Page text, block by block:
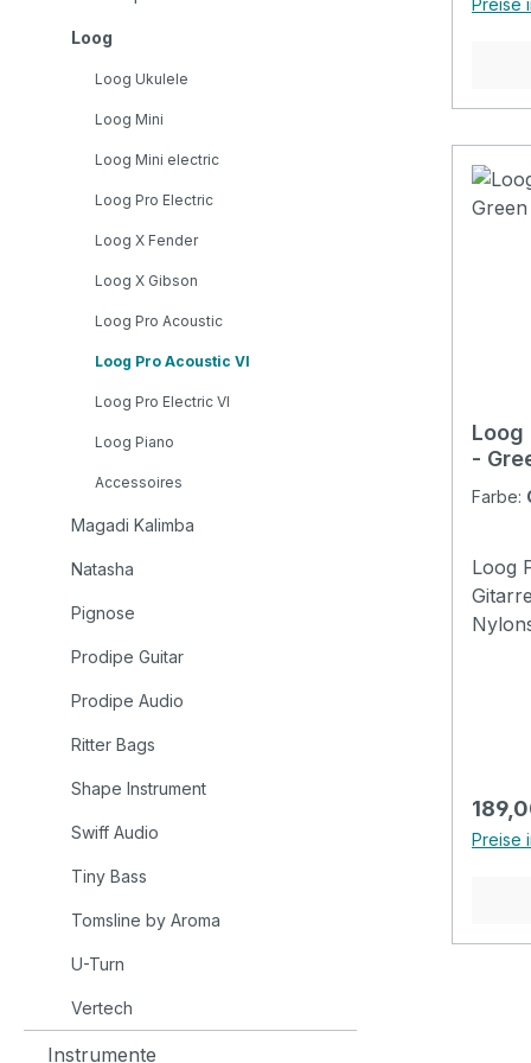
Loog
Loog Ukulele
Loog Mini
Loog Mini electric
Loog Pro Electric
Loog X Fender
Loog X Gibson
Loog Pro Acoustic
Loog Pro Acoustic VI
Loog Pro Electric VI
Loog Piano
Accessoires
Magadi Kalimba
Natasha
Pignose
Prodipe Guitar
Prodipe Audio
Ritter Bags
Shape Instrument
Swiff Audio
Tiny Bass
Tomsline by Aroma
U-Turn
Vertech
Instrumente
Neck
18
Preise
Loog
-
Farbe:
Loog
Gitarre Altersempfehlung: 9+
App. Im neuen Cutaway-Design
Specification
Neck
18
Preise